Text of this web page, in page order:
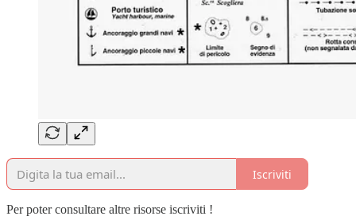
Iscriviti
Per poter consultare altre risorse iscriviti !